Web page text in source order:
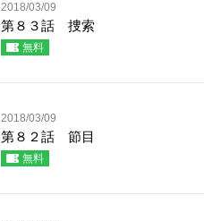
2018/03/09
第８３話 捜索
無料
2018/03/09
第８２話 節目
無料